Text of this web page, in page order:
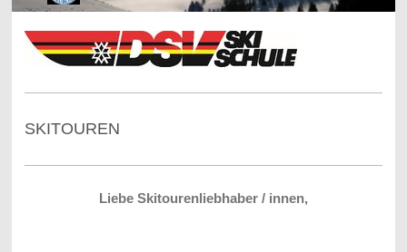
SKITOUREN
Liebe Skitourenliebhaber / innen,